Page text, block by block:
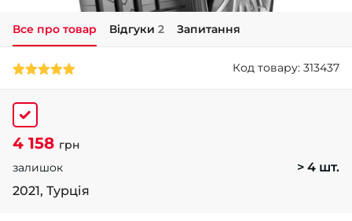
+38 (050)-911-911-2
+38 (099)-643-33-77
Все про товар Відгуки 2 Запитання
Код товару: 313437
4 158 грн
залишок
> 4 шт.
2021, Турція